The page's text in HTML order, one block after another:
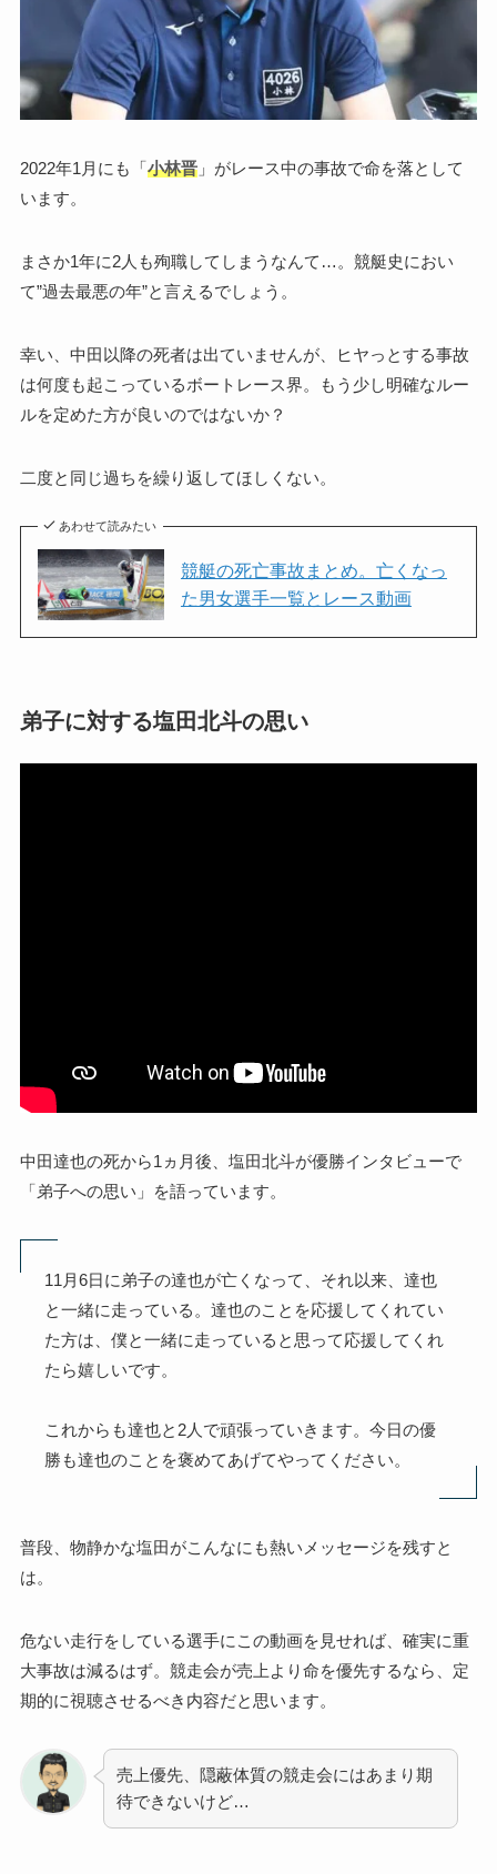
2022年1月にも「小林晋」がレース中の事故で命を落として
います。
まさか1年に2人も殉職してしまうなんて…。競艇史におい
て”過去最悪の年”と言えるでしょう。
幸い、中田以降の死者は出ていませんが、ヒヤっとする事故
は何度も起こっているボートレース界。もう少し明確なルー
ルを定めた方が良いのではないか？
二度と同じ過ちを繰り返してほしくない。
あわせて読みたい
競艇の死亡事故まとめ。亡くなっ
た男女選手一覧とレース動画
弟子に対する塩田北斗の思い
中田達也の死から1ヵ月後、塩田北斗が優勝インタビューで
「弟子への思い」を語っています。
11月6日に弟子の達也が亡くなって、それ以来、達也
と一緒に走っている。達也のことを応援してくれてい
た方は、僕と一緒に走っていると思って応援してくれ
たら嬉しいです。
これからも達也と2人で頑張っていきます。今日の優
勝も達也のことを褒めてあげてやってください。
普段、物静かな塩田がこんなにも熱いメッセージを残すと
は。
危ない走行をしている選手にこの動画を見せれば、確実に重
大事故は減るはず。競走会が売上より命を優先するなら、定
期的に視聴させるべき内容だと思います。
売上優先、隠蔽体質の競走会にはあまり期
待できないけど…